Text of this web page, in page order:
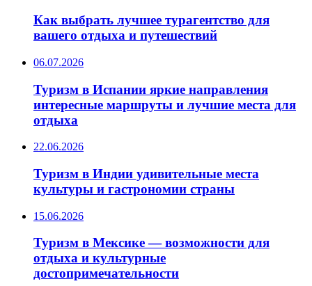
Как выбрать лучшее турагентство для
вашего отдыха и путешествий
06.07.2026
Туризм в Испании яркие направления
интересные маршруты и лучшие места для
отдыха
22.06.2026
Туризм в Индии удивительные места
культуры и гастрономии страны
15.06.2026
Туризм в Мексике — возможности для
отдыха и культурные
достопримечательности